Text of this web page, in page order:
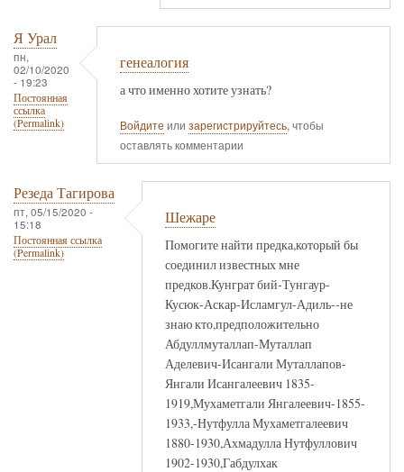
Я Урал
пн,
02/10/2020
- 19:23
Постоянная
ссылка
(Permalink)
генеалогия
а что именно хотите узнать?
Войдите или зарегистрируйтесь, чтобы
оставлять комментарии
Резеда Тагирова
пт, 05/15/2020 -
15:18
Постоянная ссылка
(Permalink)
Шежаре
Помогите найти предка,который бы
соединил известных мне
предков.Кунграт бий-Тунгаур-
Кусюк-Аскар-Исламгул-Адиль--не
знаю кто,предположительно
Абдуллмуталлап-Муталлап
Аделевич-Исангали Муталлапов-
Янгали Исангалеевич 1835-
1919,Мухаметгали Янгалеевич-1855-
1933,-Нутфулла Мухаметгалеевич
1880-1930,Ахмадулла Нутфуллович
1902-1930,Габдулхак